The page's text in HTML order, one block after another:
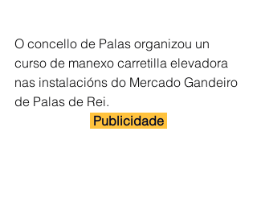
O concello de Palas organizou un
curso de manexo carretilla elevadora
nas instalacións do Mercado Gandeiro
de Palas de Rei.
Publicidade